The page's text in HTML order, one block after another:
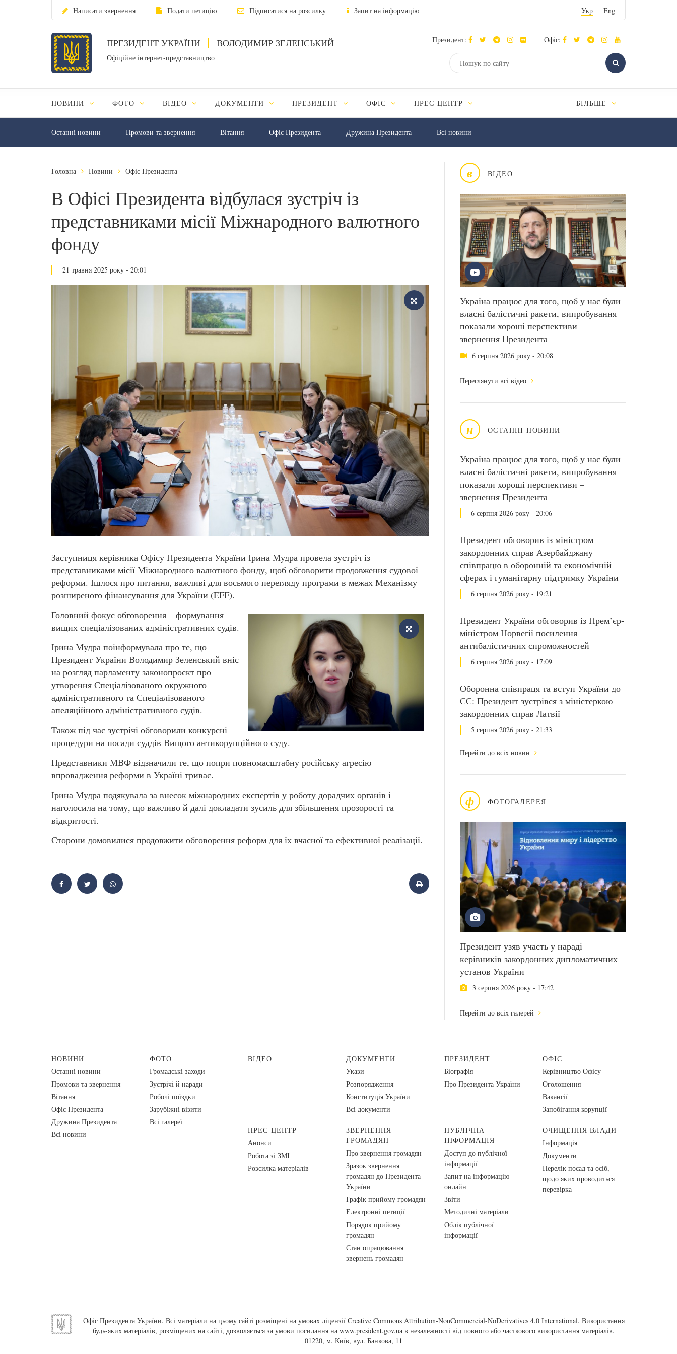
Написати звернення Подати петицію Підписатися на розсилку Запит на інформацію Укр Eng
ПРЕЗИДЕНТ УКРАЇНИ ВОЛОДИМИР ЗЕЛЕНСЬКИЙ
Офіційне інтернет-представництво
Президент: Офіс:
НОВИНИ ФОТО ВІДЕО ДОКУМЕНТИ ПРЕЗИДЕНТ ОФІС ПРЕС-ЦЕНТР БІЛЬШЕ
Останні новини Промови та звернення Вiтання Офіс Президента Дружина Президента Всі новини
в ВІДЕО
Україна працює для того, щоб у нас були
власні балістичні ракети, випробування
показали хороші перспективи –
звернення Президента
6 серпня 2026 року - 20:08
Переглянути всі відео
н ОСТАННІ НОВИНИ
Україна працює для того, щоб у нас були
власні балістичні ракети, випробування
показали хороші перспективи –
звернення Президента
6 серпня 2026 року - 20:06
Президент обговорив із міністром
закордонних справ Азербайджану
співпрацю в оборонній та економічній
сферах і гуманітарну підтримку України
6 серпня 2026 року - 19:21
Президент України обговорив із Прем’єр-
міністром Норвегії посилення
антибалістичних спроможностей
6 серпня 2026 року - 17:09
Оборонна співпраця та вступ України до
ЄС: Президент зустрівся з міністеркою
закордонних справ Латвії
5 серпня 2026 року - 21:33
Перейти до всіх новин
ф ФОТОГАЛЕРЕЯ
Президент узяв участь у нараді
керівників закордонних дипломатичних
установ України
3 серпня 2026 року - 17:42
Перейти до всіх галерей
Головна Новини Офіс Президента
В Офісі Президента відбулася зустріч із
представниками місії Міжнародного валютного
фонду
21 травня 2025 року - 20:01
Заступниця керівника Офісу Президента України Ірина Мудра провела зустріч із
представниками місії Міжнародного валютного фонду, щоб обговорити продовження судової
реформи. Ішлося про питання, важливі для восьмого перегляду програми в межах Механізму
розширеного фінансування для України (EFF).
Головний фокус обговорення – формування
вищих спеціалізованих адміністративних судів.
Ірина Мудра поінформувала про те, що
Президент України Володимир Зеленський вніс
на розгляд парламенту законопроєкт про
утворення Спеціалізованого окружного
адміністративного та Спеціалізованого
апеляційного адміністративного судів.
Також під час зустрічі обговорили конкурсні
процедури на посади суддів Вищого антикорупційного суду.
Представники МВФ відзначили те, що попри повномасштабну російську агресію
впровадження реформи в Україні триває.
Ірина Мудра подякувала за внесок міжнародних експертів у роботу дорадчих органів і
наголосила на тому, що важливо й далі докладати зусиль для збільшення прозорості та
відкритості.
Сторони домовилися продовжити обговорення реформ для їх вчасної та ефективної реалізації.
НОВИНИ
Останні новини
Промови та звернення
Вiтання
Офіс Президента
Дружина Президента
Всі новини
ФОТО
Громадські заходи
Зустрічі й наради
Робочі поїздки
Зарубіжні візити
Всі галереї
ВІДЕО
ДОКУМЕНТИ
Укази
Розпорядження
Конституція України
Всі документи
ПРЕЗИДЕНТ
Біографія
Про Президента України
ОФІС
Керівництво Офісу
Оголошення
Вакансії
Запобігання корупції
ПРЕС-ЦЕНТР
Анонси
Робота зі ЗМІ
Розсилка матеріалів
ЗВЕРНЕННЯ
ГРОМАДЯН
Про звернення громадян
Зразок звернення
громадян до Президента
України
Графік прийому громадян
Електронні петиції
Порядок прийому
громадян
Стан опрацювання
звернень громадян
ПУБЛІЧНА
ІНФОРМАЦІЯ
Доступ до публічної
інформації
Запит на інформацію
онлайн
Звіти
Методичні матеріали
Облік публічної
інформації
ОЧИЩЕННЯ ВЛАДИ
Інформація
Документи
Перелік посад та осіб,
щодо яких проводиться
перевірка
Офіс Президента України. Всі матеріали на цьому сайті розміщені на умовах ліцензії Creative Commons Attribution-NonCommercial-NoDerivatives 4.0 International. Використання
будь-яких матеріалів, розміщених на сайті, дозволяється за умови посилання на www.president.gov.ua в незалежності від повного або часткового використання матеріалів.
01220, м. Київ, вул. Банкова, 11